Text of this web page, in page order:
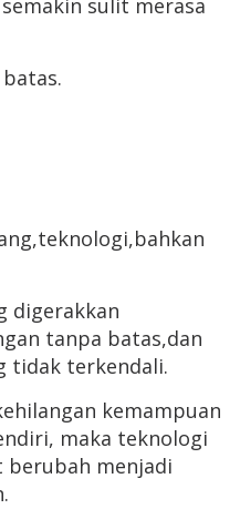
sulit merasa
digerakkan
tanpa batas,dan
tidak terkendali.
kemampuan
maka teknologi
berubah menjadi